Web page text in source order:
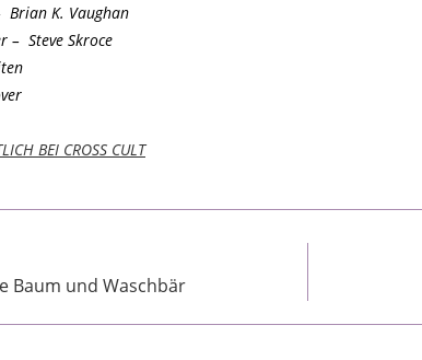
Brian K. Vaughan
– Steve Skroce
BEI CROSS CULT
Baum und Waschbär